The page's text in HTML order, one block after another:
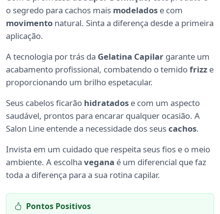
o segredo para cachos mais modelados e com
movimento natural. Sinta a diferença desde a primeira
aplicação.
A tecnologia por trás da Gelatina Capilar garante um
acabamento profissional, combatendo o temidofrizz e
proporcionando um brilho espetacular.
Seus cabelos ficarão hidratados e com um aspecto
saudável, prontos para encarar qualquer ocasião. A
Salon Line entende a necessidade dos seuscachos.
Invista em um cuidado que respeita seus fios e o meio
ambiente. A escolha vegana é um diferencial que faz
toda a diferença para a sua rotina capilar.
Pontos Positivos